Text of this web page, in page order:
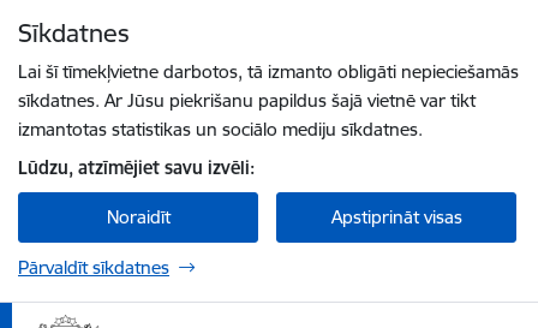
Sīkdatnes
Lai šī tīmekļvietne darbotos, tā izmanto obligāti nepieciešamās
sīkdatnes. Ar Jūsu piekrišanu papildus šajā vietnē var tikt
izmantotas statistikas un sociālo mediju sīkdatnes.
Lūdzu, atzīmējiet savu izvēli:
Noraidīt Apstiprināt visas
Pārvaldīt sīkdatnes